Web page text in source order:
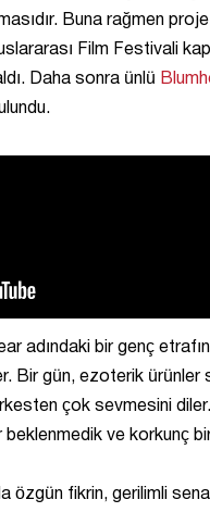
Buna rağmen
Film Festivali
Daha sonra ünlü
adındaki bir genç
Bir gün, ezoterik
çok sevmesini diler.
ve korkunç
özgün fikrin, gerilimli